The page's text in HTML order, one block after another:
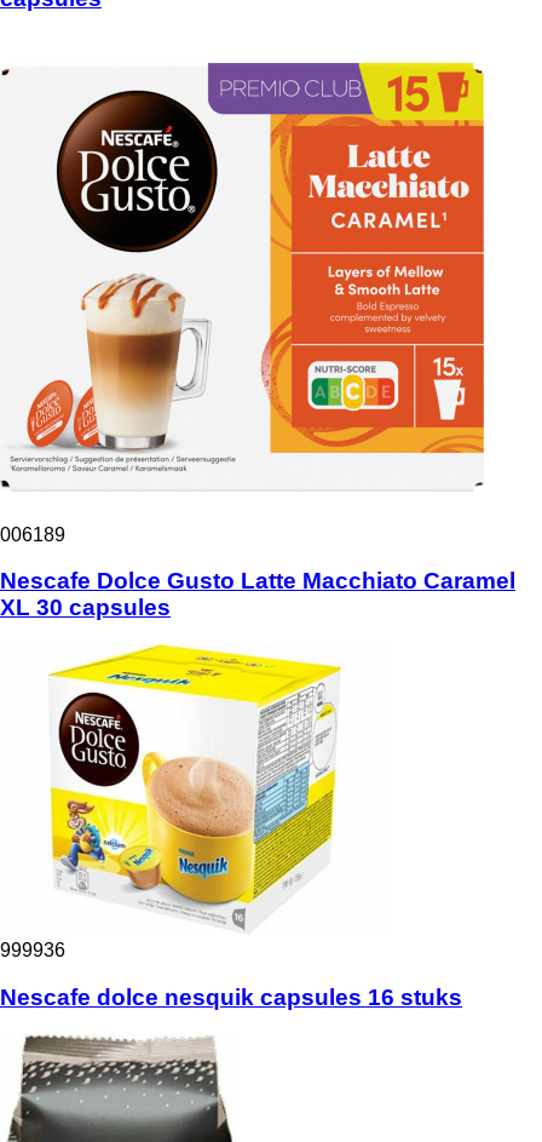
006189
Nescafe Dolce Gusto Latte Macchiato Caramel
XL 30 capsules
999936
Nescafe dolce nesquik capsules 16 stuks